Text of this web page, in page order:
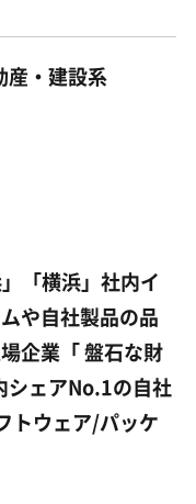
産・建設系
「横浜」社内イ
や自社製品の品
企業「 盤石な財
シェアNo.1の自社
トウェア/パッケ